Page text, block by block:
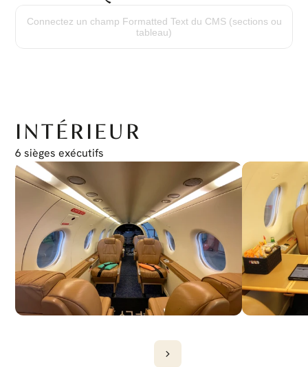
(2) Garmin GTN750 Nav/Comm/GPS
(2) Transpondeur Garmin GTX330D/ES avec ADS-B Out
Connectez un champ Formatted Text du CMS (sections ou
tableau)
INTÉRIEUR
6 sièges exécutifs